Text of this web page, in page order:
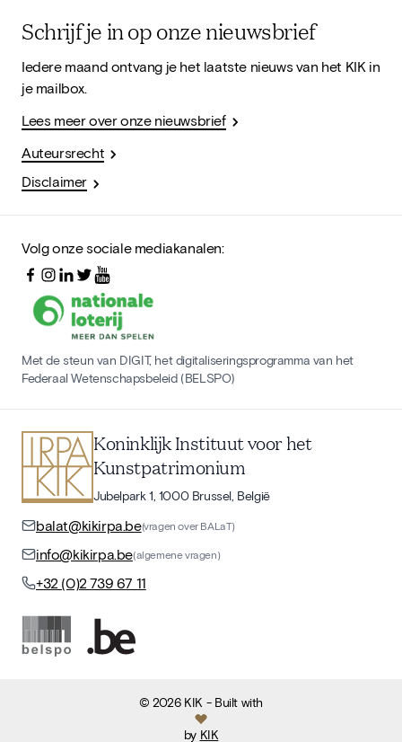
Schrijf je in op onze nieuwsbrief
Iedere maand ontvang je het laatste nieuws van het KIK in
je mailbox.
Lees meer over onze nieuwsbrief
Auteursrecht
Disclaimer
Volg onze sociale mediakanalen:
Met de steun van DIGIT, het digitaliseringsprogramma van het
Federaal Wetenschapsbeleid (BELSPO)
Koninklijk Instituut voor het
Kunstpatrimonium
Jubelpark 1, 1000 Brussel, België
balat@kikirpa.be(vragen over BALaT)
info@kikirpa.be(algemene vragen)
+32 (0)2 739 67 11
©2026 KIK - Built with
by KIK